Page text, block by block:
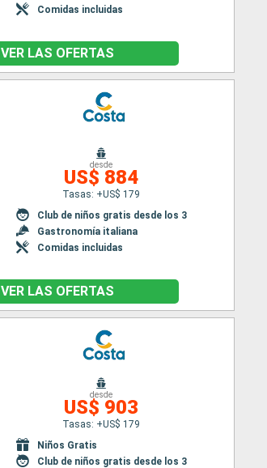
Comidas incluidas
VER LAS OFERTAS
desde
US$ 884
Tasas: +US$ 179
Club de niños gratis desde los 3
Gastronomía italiana
Comidas incluidas
VER LAS OFERTAS
desde
US$ 903
Tasas: +US$ 179
Niños Gratis
Club de niños gratis desde los 3